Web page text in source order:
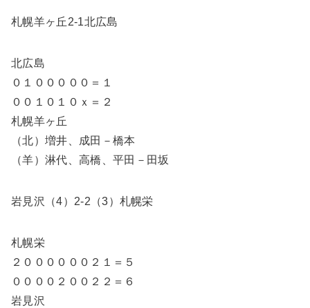
札幌羊ヶ丘2-1北広島
北広島
０１０００００＝１
００１０１０ｘ＝２
札幌羊ヶ丘
（北）増井、成田－橋本
（羊）淋代、高橋、平田－田坂
岩見沢（4）2-2（3）札幌栄
札幌栄
２００００００２１＝５
００００２００２２＝６
岩見沢